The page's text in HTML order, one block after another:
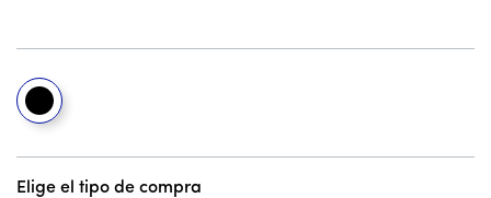
Black
Elige el tipo de compra